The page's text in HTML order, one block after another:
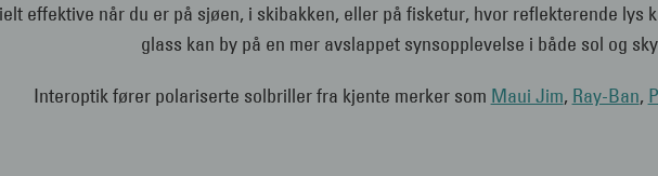
effektive når du er på sjøen, i skibakken, eller på fisketur, hvor reflekterende lys
glass kan by på en mer avslappet synsopplevelse i både sol og
Interoptik fører polariserte solbriller fra kjente merker som Maui Jim, Ray-Ban,